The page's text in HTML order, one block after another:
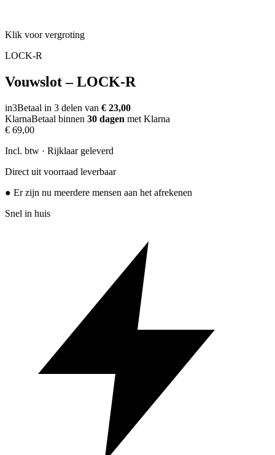
Klik voor vergroting
LOCK-R
Vouwslot – LOCK-R
in3Betaal in 3 delen van € 23,00
KlarnaBetaal binnen 30 dagen met Klarna
€ 69,00
Incl. btw · Rijklaar geleverd
Direct uit voorraad leverbaar
● Er zijn nu meerdere mensen aan het afrekenen
Snel in huis